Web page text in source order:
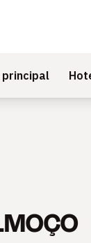
principal